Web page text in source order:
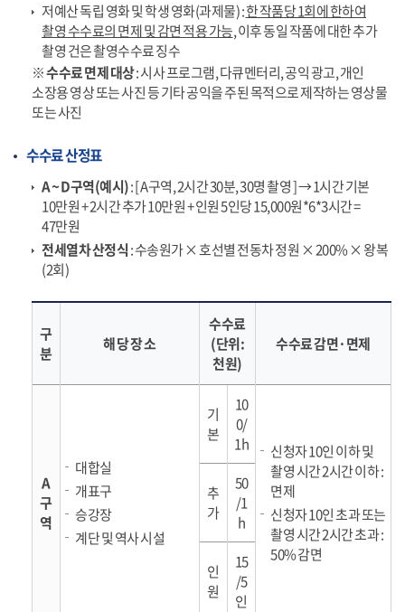
저예산 독립 영화 및 학생 영화(과제물) :한 작품당 1회에 한하여
촬영 수수료의 면제 및 감면 적용 가능, 이후 동일 작품에 대한 추가
촬영 건은 촬영수수료 징수
※ 수수료 면제 대상: 시사 프로그램, 다큐멘터리, 공익 광고, 개인
소장용 영상 또는 사진 등 기타 공익을 주된 목적으로 제작하는 영상물
또는 사진
수수료 산정표
A ~ D구역(예시): [ A구역, 2시간 30분, 30명 촬영 ] → 1시간 기본
10만원 + 2시간 추가 10만원 + 인원 5인당 15,000원*6*3시간 =
47만원
전세열차 산정식: 수송원가 × 호선별 전동차 정원 × 200% × 왕복
(2회)
구
분
해 당 장 소
수수료
(단위:
천원)
수수료 감면·면제
A
구
역
대합실
개표구
승강장
계단 및 역사 시설
기
본
10
0/
1h
신청자 10인 이하 및
촬영 시간 2시간 이하 :
면제
신청자 10인 초과 또는
촬영 시간 2시간 초과 :
50% 감면
추
가
50
/1
h
인
원
15
/5
인